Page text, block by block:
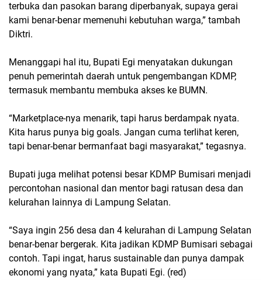
terbuka dan pasokan barang diperbanyak, supaya gerai
kami benar-benar memenuhi kebutuhan warga,” tambah
Diktri.
Menanggapi hal itu, Bupati Egi menyatakan dukungan
penuh pemerintah daerah untuk pengembangan KDMP,
termasuk membantu membuka akses ke BUMN.
“Marketplace-nya menarik, tapi harus berdampak nyata.
Kita harus punya big goals. Jangan cuma terlihat keren,
tapi benar-benar bermanfaat bagi masyarakat,” tegasnya.
Bupati juga melihat potensi besar KDMP Bumisari menjadi
percontohan nasional dan mentor bagi ratusan desa dan
kelurahan lainnya di Lampung Selatan.
“Saya ingin 256 desa dan 4 kelurahan di Lampung Selatan
benar-benar bergerak. Kita jadikan KDMP Bumisari sebagai
contoh. Tapi ingat, harus sustainable dan punya dampak
ekonomi yang nyata,” kata Bupati Egi. (red)